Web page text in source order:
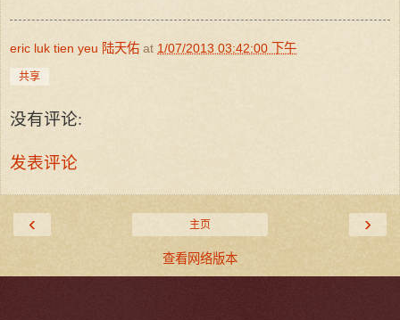
eric luk tien yeu 陆天佑 at 1/07/2013 03:42:00 下午
共享
没有评论:
发表评论
‹ ›
主页
查看网络版本